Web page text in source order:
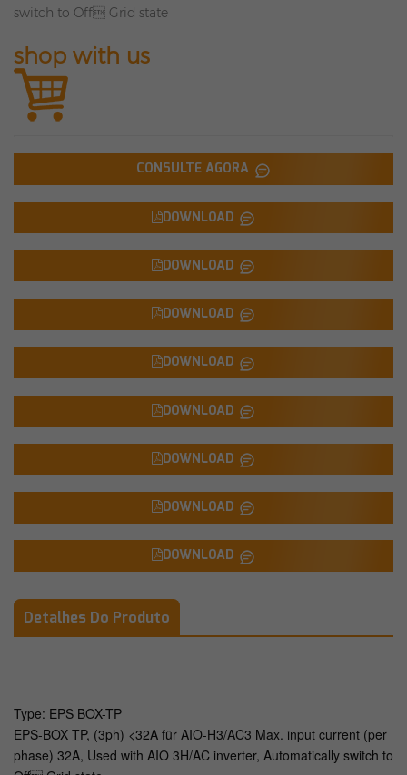
switch to Off Grid state
shop with us
CONSULTE AGORA
DOWNLOAD
DOWNLOAD
DOWNLOAD
DOWNLOAD
DOWNLOAD
DOWNLOAD
DOWNLOAD
DOWNLOAD
Detalhes Do Produto
Type: EPS BOX-TP
EPS-BOX TP, (3ph) <32A für AIO-H3/AC3 Max. input current (per
phase) 32A, Used with AIO 3H/AC inverter, Automatically switch to